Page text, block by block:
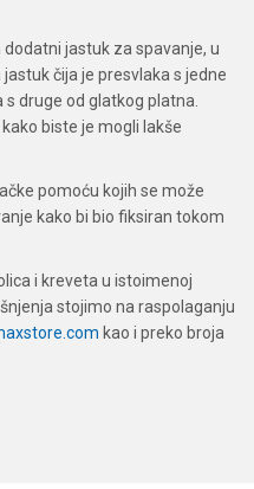
jastuk za spavanje, u
čija je presvlaka s jedne
druge od glatkog platna.
biste je mogli lakše
pomoću kojih se može
kako bi bio fiksiran tokom
i kreveta u istoimenoj
stojimo na raspolaganju
kao i preko broja